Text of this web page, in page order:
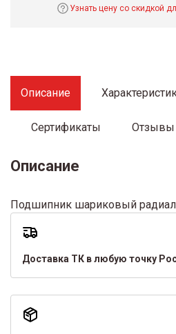
Узнать цену со скидкой
Описание
Сертификаты Отзывы
Описание
Подшипник шариковый
Доставка ТК в любую точку